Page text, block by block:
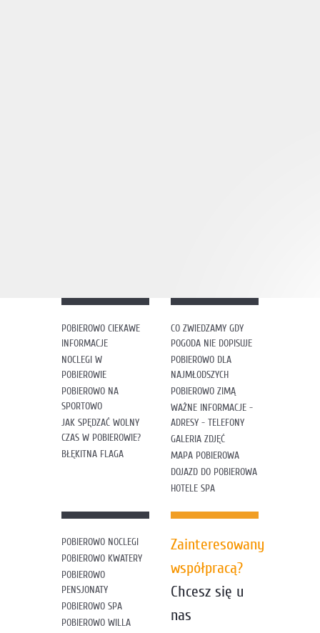
POBIEROWO CIEKAWE
INFORMACJE
NOCLEGI W
POBIEROWIE
POBIEROWO NA
SPORTOWO
JAK SPĘDZAĆ WOLNY
CZAS W POBIEROWIE?
BŁĘKITNA FLAGA
CO ZWIEDZAMY GDY
POGODA NIE DOPISUJE
POBIEROWO DLA
NAJMŁODSZYCH
POBIEROWO ZIMĄ
WAŻNE INFORMACJE -
ADRESY - TELEFONY
GALERIA ZDJĘĆ
MAPA POBIEROWA
DOJAZD DO POBIEROWA
HOTELE SPA
POBIEROWO NOCLEGI
POBIEROWO KWATERY
POBIEROWO
PENSJONATY
POBIEROWO SPA
POBIEROWO WILLA
Zainteresowany
współpracą?
Chcesz się u
nas